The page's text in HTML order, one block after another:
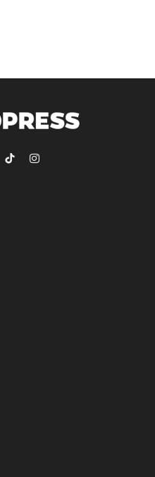
TikTokInstagram